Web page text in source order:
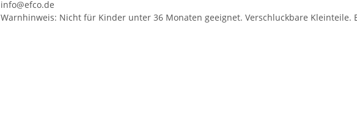
info@efco.de
Warnhinweis: Nicht für Kinder unter 36 Monaten geeignet. Verschluckbare Kleinteile.